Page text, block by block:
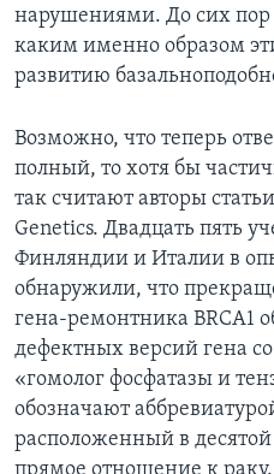
нарушениями. До сих пор
каким именно образом
развитию
Возможно, что теперь
полный, то хотя бы
так считают авторы
Genetics. Двадцать пять
Финляндии и Италии в
обнаружили, что
гена-ремонтника BRCA1
дефектных версий гена
«гомолог фосфатазы и
обозначают
расположенный в